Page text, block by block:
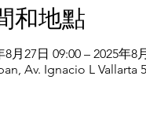
和地點
8月27日 09:00 – 2025年8
Av. Ignacio L Vallarta